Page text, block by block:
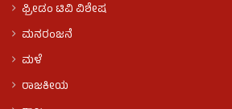
ಫ್ರೀಡಂ ಟಿವಿ ವಿಶೇಷ
ಮನರಂಜನೆ
ಮಳೆ
ರಾಜಕೀಯ